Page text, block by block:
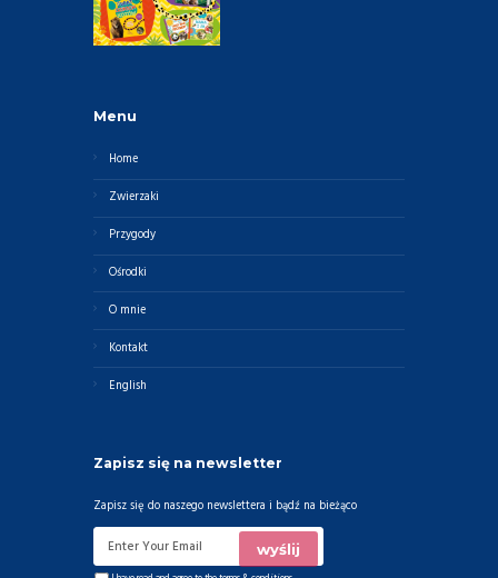
Menu
Home
Zwierzaki
Przygody
Ośrodki
O mnie
Kontakt
English
Zapisz się na newsletter
Zapisz się do naszego newslettera i bądź na bieżąco